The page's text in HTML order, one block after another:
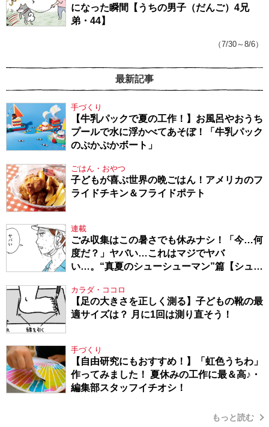
になった瞬間【うちの男子（だんご）4兄
弟・44】
（7/30～8/6）
最新記事
手づくり
【牛乳パックで夏の工作！】お風呂やおうち
プールで水に浮かべてあそぼ！「牛乳パック
のぷかぷかボート」
ごはん・おやつ
子どもが喜ぶ世界の晩ごはん！アメリカのフ
ライドチキン＆フライドポテト
連載
ごみ収集はこの暑さでも休みナシ！「今…何
度だ？」ヤバい…これはマジでヤバ
い…。“真夏のシューシューマン”篇【シュー
カラダ・ココロ
【足の大きさを正しく測る】子どもの靴の最
適サイズは？ 月に1回は測り直そう！
手づくり
【自由研究にもおすすめ！】「虹色うちわ」
作ってみました！ 夏休みの工作に最＆高♪・
編集部スタッフイチオシ！
もっと読む